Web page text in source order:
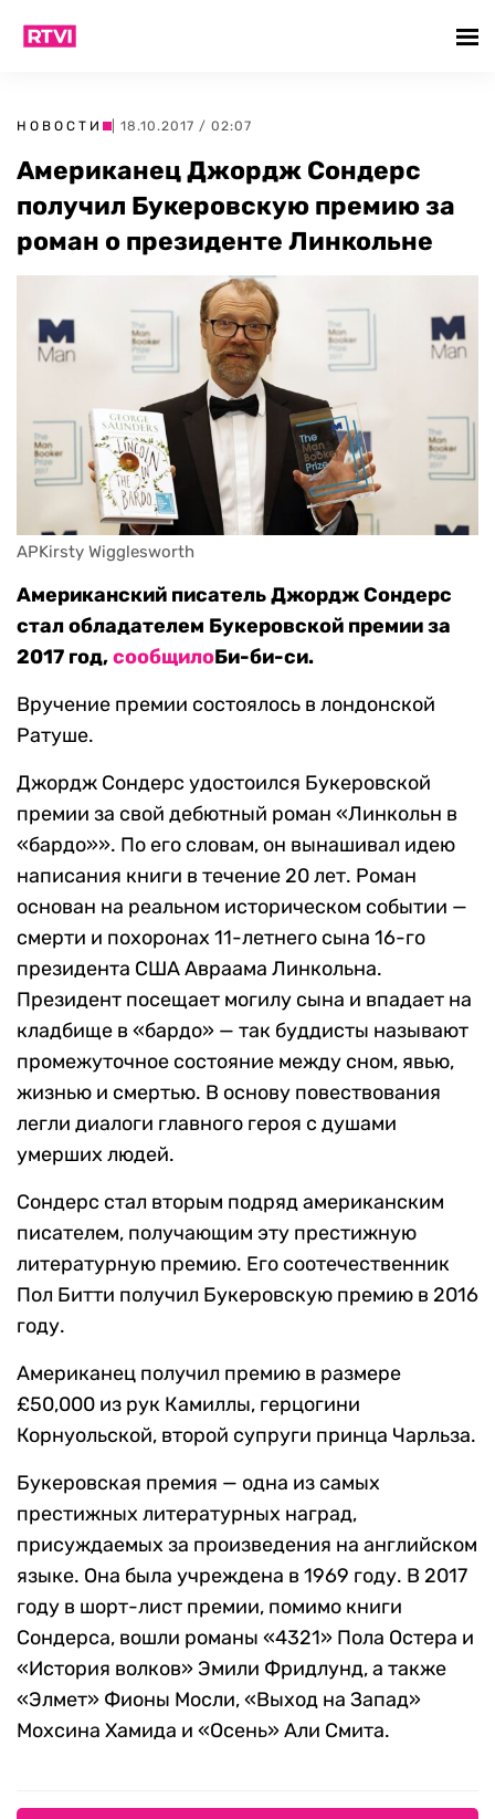
НОВОСТИ | 18.10.2017 / 02:07
Американец Джордж Сондерс
получил Букеровскую премию за
роман о президенте Линкольне
APKirsty Wigglesworth
Американский писатель Джордж Сондерс
стал обладателем Букеровской премии за
2017 год,сообщилоБи-би-си.
Вручение премии состоялось в лондонской
Ратуше.
Джордж Сондерс удостоился Букеровской
премии за свой дебютный роман «Линкольн в
«бардо»». По его словам, он вынашивал идею
написания книги в течение 20 лет. Роман
основан на реальном историческом событии —
смерти и похоронах 11-летнего сына 16-го
президента США Авраама Линкольна.
Президент посещает могилу сына и впадает на
кладбище в «бардо» — так буддисты называют
промежуточное состояние между сном, явью,
жизнью и смертью. В основу повествования
легли диалоги главного героя с душами
умерших людей.
Сондерс стал вторым подряд американским
писателем, получающим эту престижную
литературную премию. Его соотечественник
Пол Битти получил Букеровскую премию в 2016
году.
Американец получил премию в размере
£50,000 из рук Камиллы, герцогини
Корнуольской, второй супруги принца Чарльза.
Букеровская премия — одна из самых
престижных литературных наград,
присуждаемых за произведения на английском
языке. Она была учреждена в 1969 году. В 2017
году в шорт-лист премии, помимо книги
Сондерса, вошли романы «4321» Пола Остера и
«История волков» Эмили Фридлунд, а также
«Элмет» Фионы Мосли, «Выход на Запад»
Мохсина Хамида и «Осень» Али Смита.